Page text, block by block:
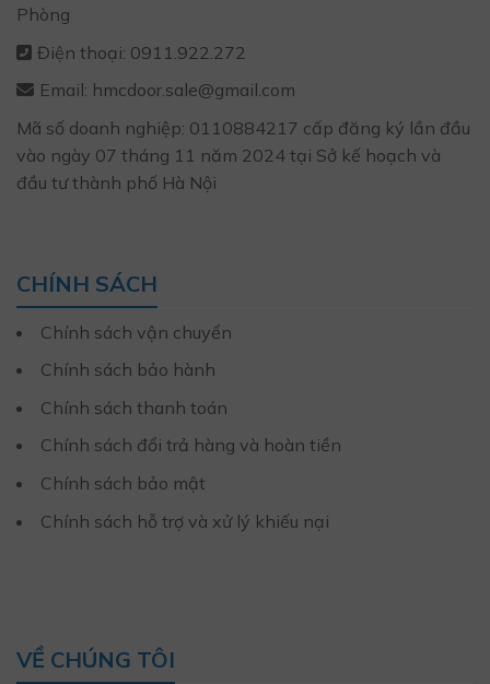
Phòng
Điện thoại: 0911.922.272
Email: hmcdoor.sale@gmail.com
Mã số doanh nghiệp: 0110884217 cấp đăng ký lần đầu
vào ngày 07 tháng 11 năm 2024 tại Sở kế hoạch và
đầu tư thành phố Hà Nội
CHÍNH SÁCH
Chính sách vận chuyển
Chính sách bảo hành
Chính sách thanh toán
Chính sách đổi trả hàng và hoàn tiền
Chính sách bảo mật
Chính sách hỗ trợ và xử lý khiếu nại
VỀ CHÚNG TÔI